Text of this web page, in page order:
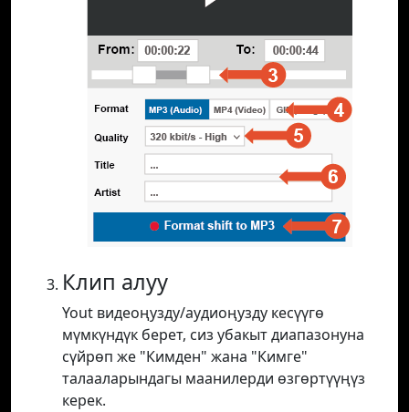
Клип алуу
Yout видеоңузду/аудиоңузду кесүүгө
мүмкүндүк берет, сиз убакыт диапазонуна
сүйрөп же "Кимден" жана "Кимге"
талааларындагы маанилерди өзгөртүүңүз
керек.